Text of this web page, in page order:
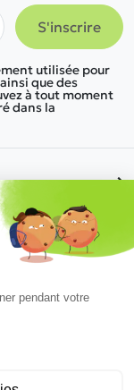
utilisée pour
que des
à tout moment
dans la
réservés